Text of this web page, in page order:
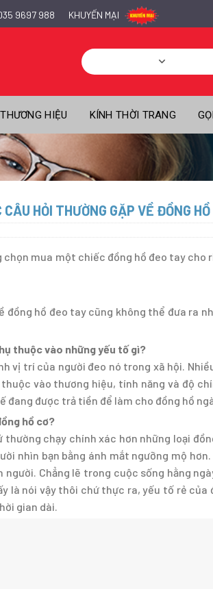
9697 988 KHUYẾN MẠI
THƯƠNG HIỆU KÍNH THỜI TRANG
HỎI THƯỜNG GẶP VỀ ĐỒNG HỒ
mua một chiếc đồng hồ đeo tay cho
đồng hồ đeo tay cũng không thể đưa ra
thuộc vào những yếu tố gì?
vị trí của người đeo nó trong xã hội.
vào thương hiệu, tính năng và độ
đang được trả tiền để làm cho đồng hồ
hồ cơ?
chạy chính xác hơn những loại
nhìn bạn bằng ánh mắt ngưỡng mộ
Chẳng lẽ trong cuộc sống hằng
là nói vậy thôi chứ thực ra, yếu tố rẻ của
gian dài.